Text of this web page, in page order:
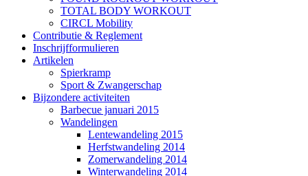
TOTAL BODY WORKOUT
CIRCL Mobility
Contributie & Reglement
Inschrijfformulieren
Artikelen
Spierkramp
Sport & Zwangerschap
Bijzondere activiteiten
Barbecue januari 2015
Wandelingen
Lentewandeling 2015
Herfstwandeling 2014
Zomerwandeling 2014
Winterwandeling 2014